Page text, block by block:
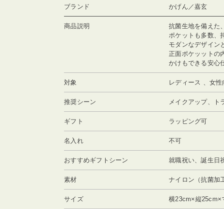
ブランド かげん／嘉玄
商品説明
抗菌生地を備えた
ポケットも多数、
モダンなデザイン
正面ポケッットの
かけもできる安心
対象 レディース 、女性
推奨シーン メイクアップ、ト
ギフト ラッピング可
名入れ 不可
おすすめギフトシーン 就職祝い、誕生日
素材 ナイロン（抗菌加
サイズ 横23cm×縦25cm×